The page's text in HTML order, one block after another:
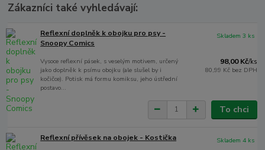
Zákazníci také vyhledávají:
Reflexní doplněk k obojku pro psy -
Snoopy Comics
Vysoce reflexní pásek, s veselým motivem, určený
jako doplněk k psímu obojku (ale slušel by i
kočičce). Potisk má formu komiksu, jeho ústřední
postavo...
98,00 Kč/ks
80,99 Kč bez DPH
Skladem 3 ks
To chci
Reflexní přívěsek na obojek - Kostička Skladem 4 ks